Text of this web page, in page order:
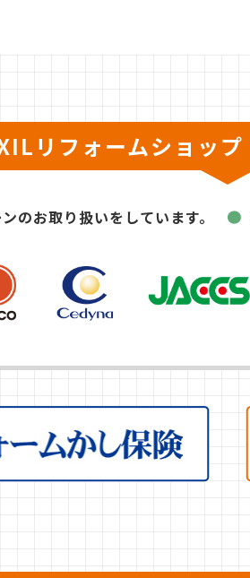
リフォームショップ
のお取り扱いをしています。